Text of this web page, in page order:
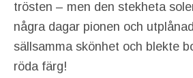
trösten – men den stekheta
några dagar pionen och
sällsamma skönhet och blekte
röda färg!